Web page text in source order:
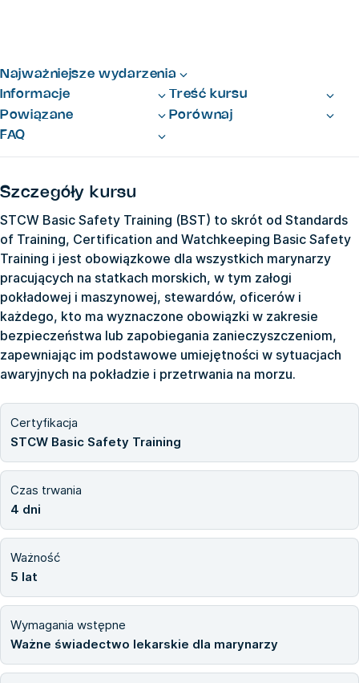
Najważniejsze wydarzenia
Informacje
Treść kursu
Powiązane
Porównaj
FAQ
Szczegóły kursu
STCW Basic Safety Training (BST) to skrót od Standards
of Training, Certification and Watchkeeping Basic Safety
Training i jest obowiązkowe dla wszystkich marynarzy
pracujących na statkach morskich, w tym załogi
pokładowej i maszynowej, stewardów, oficerów i
każdego, kto ma wyznaczone obowiązki w zakresie
bezpieczeństwa lub zapobiegania zanieczyszczeniom,
zapewniając im podstawowe umiejętności w sytuacjach
awaryjnych na pokładzie i przetrwania na morzu.
Certyfikacja
STCW Basic Safety Training
Czas trwania
4 dni
Ważność
5 lat
Wymagania wstępne
Ważne świadectwo lekarskie dla marynarzy